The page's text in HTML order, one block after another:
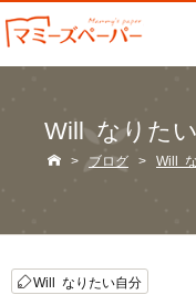
Will なりた
 > ブログ > Will
Will なりたい自分